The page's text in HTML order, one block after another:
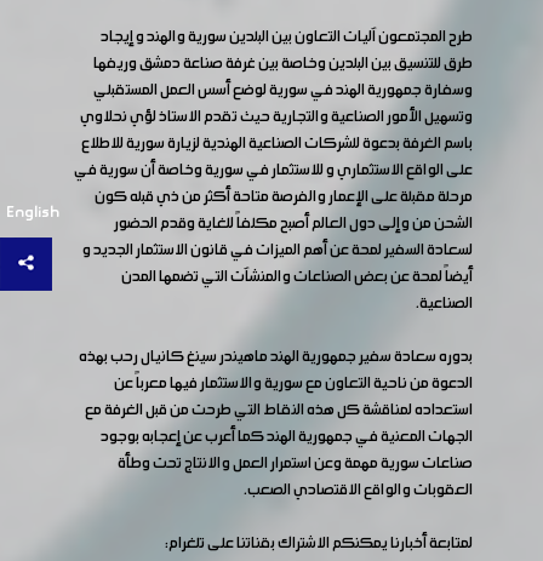
English
طرح المجتمعون آليات التعاون بين البلدين سورية والهند و إيجاد
طرق للتنسيق بين البلدين وخاصة بين غرفة صناعة دمشق وريفها
وسفارة جمهورية الهند في سورية لوضع أسس العمل المستقبلي
وتسهيل الأمور الصناعية والتجارية حيث تقدم الاستاذ لؤي نحلاوي
باسم الغرفة بدعوة للشركات الصناعية الهندية لزيارة سورية للاطلاع
على الواقع الاستثماري و للاستثمار في سورية وخاصة أن سورية في
مرحلة مقبلة على الإعمار والفرصة متاحة أكثر من ذي قبله كون
الشحن من وإلى دول العالم أصبح مكلفاً للغاية وقدم الحضور
لسعادة السفير لمحة عن أهم الميزات في قانون الاستثمار الجديد و
أيضاً لمحة عن بعض الصناعات والمنشآت التي تضمها المدن
الصناعية.
بدوره سعادة سفير جمهورية الهند ماهيندر سينغ كانيال رحب بهذه
الدعوة من ناحية التعاون مع سورية والاستثمار فيها معرباً عن
استعداده لمناقشة كل هذه النقاط التي طرحت من قبل الغرفة مع
الجهات المعنية في جمهورية الهند كما أعرب عن إعجابه بوجود
صناعات سورية مهمة وعن استمرار العمل والانتاج تحت وطأة
العقوبات والواقع الاقتصادي الصعب.
لمتابعة أخبارنا يمكنكم الاشتراك بقناتنا على تلغرام: